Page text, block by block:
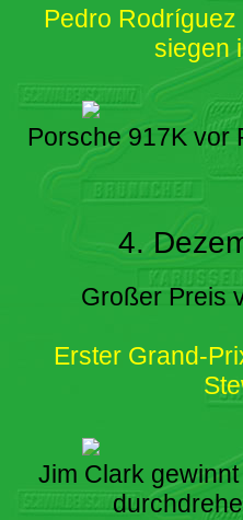
Pedro
siegen
Porsche 917K vor
4.
Großer Preis
Erster Grand-
Jim Clark